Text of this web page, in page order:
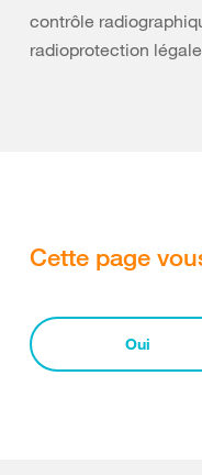
contrôle
radioprotection
Cette page
Oui